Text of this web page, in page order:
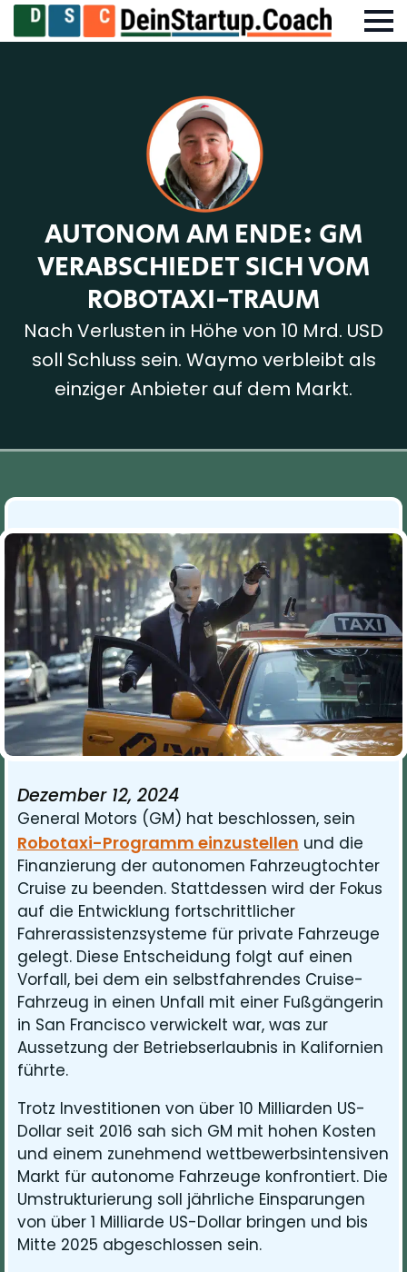
AUTONOM AM ENDE: GM
VERABSCHIEDET SICH VOM
ROBOTAXI-TRAUM
Nach Verlusten in Höhe von 10 Mrd. USD
soll Schluss sein. Waymo verbleibt als
einziger Anbieter auf dem Markt.
Dezember 12, 2024
General Motors (GM) hat beschlossen, sein
Robotaxi-Programm einzustellen und die
Finanzierung der autonomen Fahrzeugtochter
Cruise zu beenden. Stattdessen wird der Fokus
auf die Entwicklung fortschrittlicher
Fahrerassistenzsysteme für private Fahrzeuge
gelegt. Diese Entscheidung folgt auf einen
Vorfall, bei dem ein selbstfahrendes Cruise-
Fahrzeug in einen Unfall mit einer Fußgängerin
in San Francisco verwickelt war, was zur
Aussetzung der Betriebserlaubnis in Kalifornien
führte.
Trotz Investitionen von über 10 Milliarden US-
Dollar seit 2016 sah sich GM mit hohen Kosten
und einem zunehmend wettbewerbsintensiven
Markt für autonome Fahrzeuge konfrontiert. Die
Umstrukturierung soll jährliche Einsparungen
von über 1 Milliarde US-Dollar bringen und bis
Mitte 2025 abgeschlossen sein.